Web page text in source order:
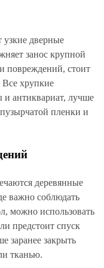
узкие дверные
занос крупной
повреждений, стоит
Все хрупкие
и антиквариат, лучше
пленки и
деревянные
важно соблюдать
можно использовать
предстоит спуск
заранее закрыть
тканью.